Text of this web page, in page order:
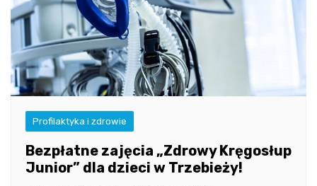
Profilaktyka i zdrowie
Bezpłatne zajęcia „Zdrowy Kręgosłup
Junior” dla dzieci w Trzebieży!